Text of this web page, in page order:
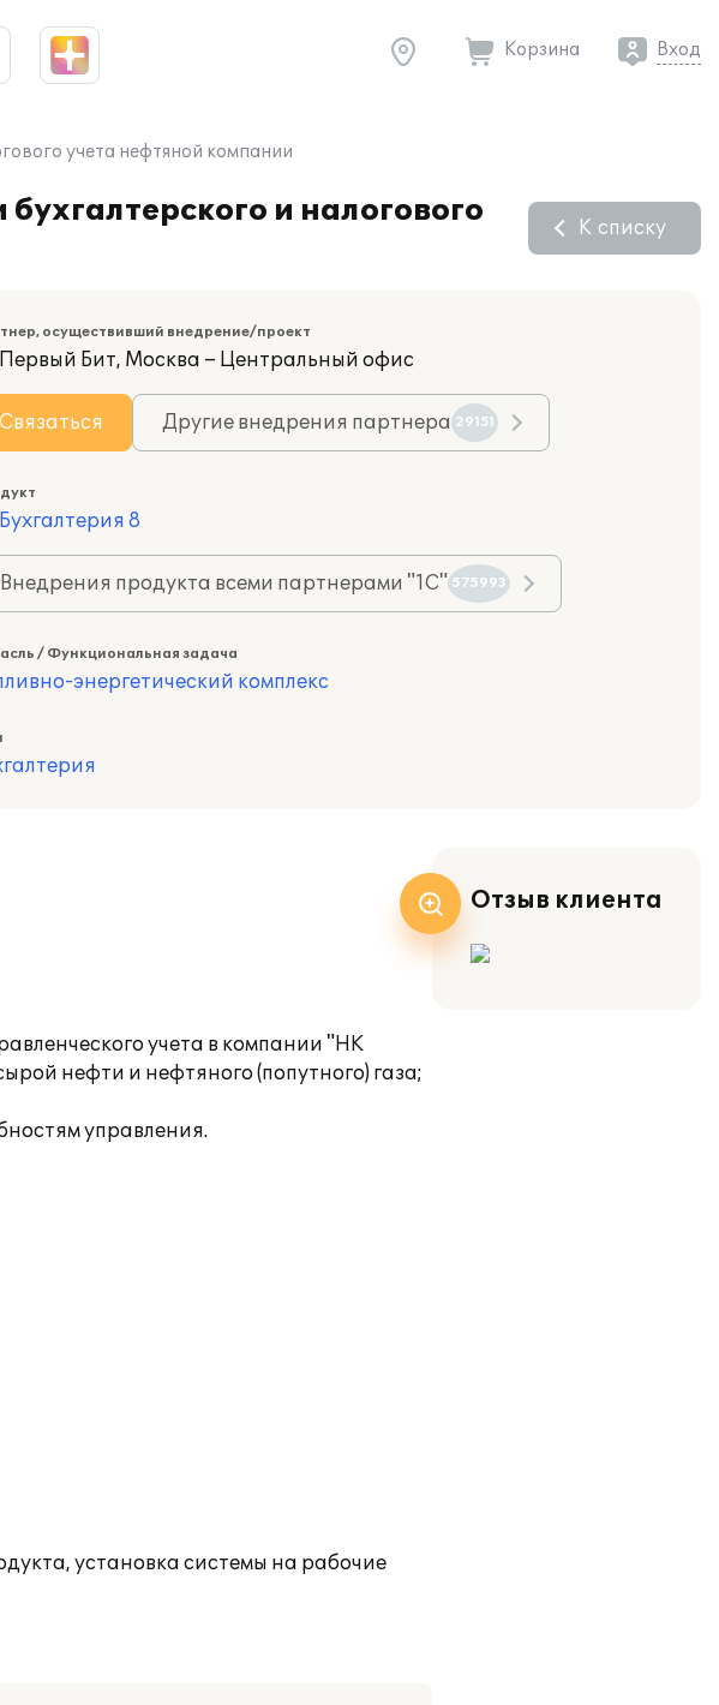
Корзина Вход
учета нефтяной компании
и налогового
К списку
осуществивший внедрение/проект
Бит, Москва – Центральный офис
Связаться Другие внедрения партнера 29151
8
Внедрения продукта всеми партнерами "1С" 575993
/ Функциональная задача
энергетический комплекс
учета в компании "НК
нефти и нефтяного (попутного) газа;
управления.
установка системы на рабочие
Отзыв клиента